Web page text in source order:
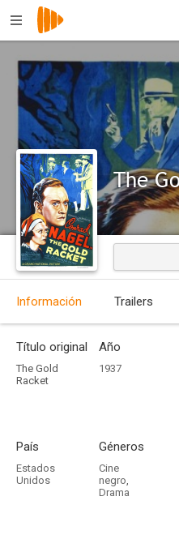
The
Información Trailers
Título original
The Gold
Racket
Año
1937
País
Estados
Unidos
Géneros
Cine
negro,
Drama